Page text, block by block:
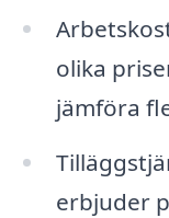
olika
jämföra
erbjuder